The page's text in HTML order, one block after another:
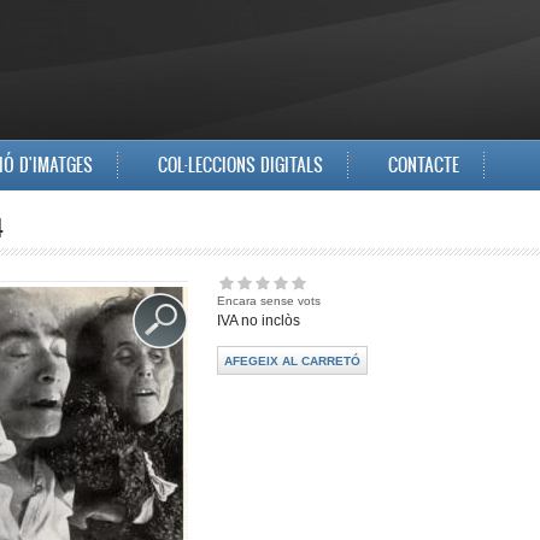
D'IMATGES COL·LECCIONS DIGITALS CONTACTE
Encara sense vots
IVA no inclòs